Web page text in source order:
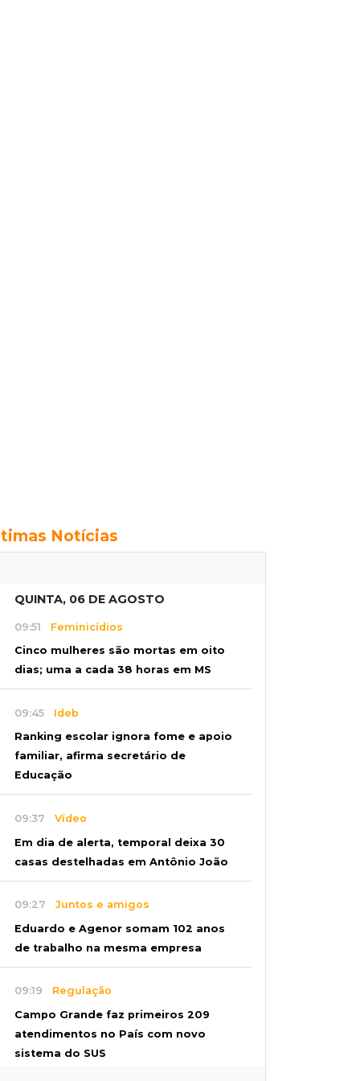
Notícias
QUINTA, 06 DE AGOSTO
09:51 Feminicídios
Cinco mulheres são mortas em oito
dias; uma a cada 38 horas em MS
09:45 Ideb
Ranking escolar ignora fome e apoio
familiar, afirma secretário de
Educação
09:37 Vídeo
Em dia de alerta, temporal deixa 30
casas destelhadas em Antônio João
09:27 Juntos e amigos
Eduardo e Agenor somam 102 anos
de trabalho na mesma empresa
09:19 Regulação
Campo Grande faz primeiros 209
atendimentos no País com novo
sistema do SUS